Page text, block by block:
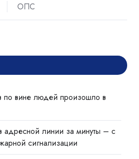
ОПС
по вине людей произошло в
адресной линии за минуты – с
сигнализации